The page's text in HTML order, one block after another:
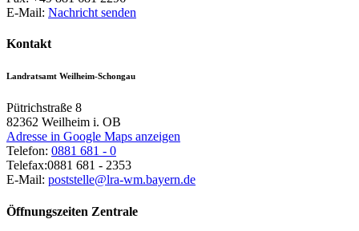
E-Mail: Nachricht senden
Kontakt
Landratsamt Weilheim-Schongau
Pütrichstraße 8
82362 Weilheim i. OB
Adresse in Google Maps anzeigen
Telefon: 0881 681 - 0
Telefax:0881 681 - 2353
E-Mail: poststelle@lra-wm.bayern.de
Öffnungszeiten Zentrale